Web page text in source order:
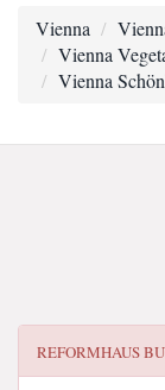
Vienna
Vienna
Vienna
REFORMHAUS